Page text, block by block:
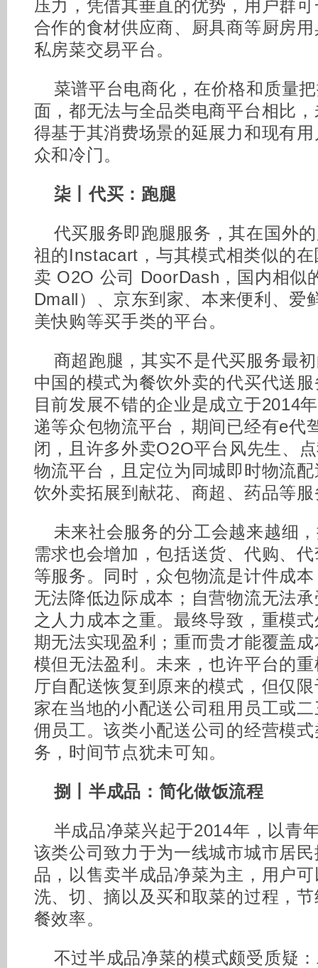
压力，凭借其垂直的优势，用户群
合作的食材供应商、厨具商等厨房
私房菜交易平台。
菜谱平台电商化，在价格和质量
面，都无法与全品类电商平台相比
得基于其消费场景的延展力和现有
众和冷门。
柒丨代买：跑腿
代买服务即跑腿服务，其在国外
祖的Instacart，与其模式相类似的
卖 O2O 公司 DoorDash，国内相似
Dmall）、京东到家、本来便利、爱
美快购等买手类的平台。
商超跑腿，其实不是代买服务最
中国的模式为餐饮外卖的代买代送
目前发展不错的企业是成立于2014
递等众包物流平台，期间已经有e代
闭，且许多外卖O2O平台风先生、
物流平台，且定位为同城即时物流
饮外卖拓展到献花、商超、药品等
未来社会服务的分工会越来越细
需求也会增加，包括送货、代购、
等服务。同时，众包物流是计件成
无法降低边际成本；自营物流无法
之人力成本之重。最终导致，重模
期无法实现盈利；重而贵才能覆盖
模但无法盈利。未来，也许平台的
厅自配送恢复到原来的模式，但仅
家在当地的小配送公司租用员工或
佣员工。该类小配送公司的经营模
务，时间节点犹未可知。
捌丨半成品：简化做饭流程
半成品净菜兴起于2014年，以青
该类公司致力于为一线城市城市居
品，以售卖半成品净菜为主，用户
洗、切、摘以及买和取菜的过程，
餐效率。
不过半成品净菜的模式颇受质疑